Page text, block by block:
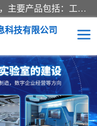
京创智业产品涵盖了多个领域，主要产品包括：工业4.0生产线解决方案，智慧物流综合实训室，教学设备与实验室建设，虚拟仿真实验室等。公司将秉持“创新、执着、诚信、共赢”的理念，以“将服务当作使命”为核心价值观，致力于为客户创造价值，与客户、合作伙伴和员工共同成长。
科技有限公司
碳供应链
链物流